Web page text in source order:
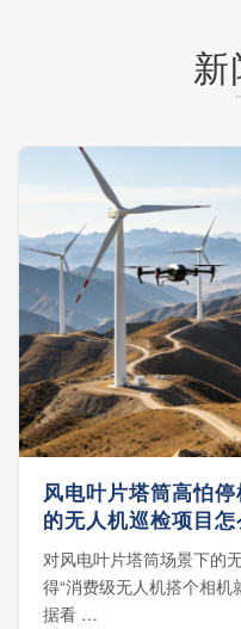
新
风电叶片塔筒高怕
的无人机巡检项目
对风电叶片塔筒场景下的
得“消费级无人机搭个相机
据看 …